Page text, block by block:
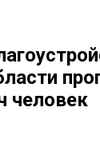
человек